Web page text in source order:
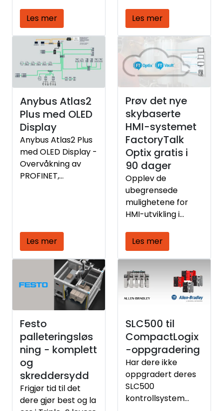
nettverk
(lysstyring,
sensorer, etc.) og
EtherNet/IP
nettverk, slik at
DALI enhetene kan
kontrolleres fra
f.eks. Allen-Bradley
PLS
Les mer
Les mer
Anybus Atlas2
Plus med OLED
Display
Anybus Atlas2 Plus
med OLED Display -
Overvåkning av
PROFINET,
Les mer
Prøv det nye
skybaserte
HMI-systemet
FactoryTalk
Optix gratis i
90 dager
Opplev de
ubegrensede
mulighetene for
HMI-utvikling i
Optix™ gjør det
mulig for
systemutviklere å
forbedre sine
prosesser,
effektivitet og
moderne, sky-
aktivert HMI-
plattform som lar
deg designe, teste
og distribuere
applikasjoner
direkte fra en
nettleser – hvor
Les mer
Festo
palleteringsløs
ning - komplett
og
skreddersydd
Frigjør tid til det
dere gjør best og la
SLC500 til
CompactLogix
-oppgradering
Har dere ikke
oppgradert deres
SLC500
kontrollsystem